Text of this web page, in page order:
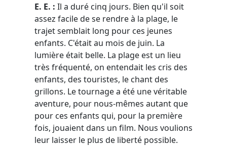
E. E. : Il a duré cinq jours. Bien qu'il soit
assez facile de se rendre à la plage, le
trajet semblait long pour ces jeunes
enfants. C'était au mois de juin. La
lumière était belle. La plage est un lieu
très fréquenté, on entendait les cris des
enfants, des touristes, le chant des
grillons. Le tournage a été une véritable
aventure, pour nous-mêmes autant que
pour ces enfants qui, pour la première
fois, jouaient dans un film. Nous voulions
leur laisser le plus de liberté possible.